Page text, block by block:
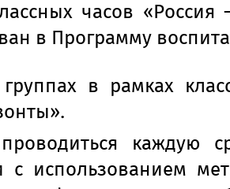
часов «Россия
в Программу
в рамках
каждую
использованием